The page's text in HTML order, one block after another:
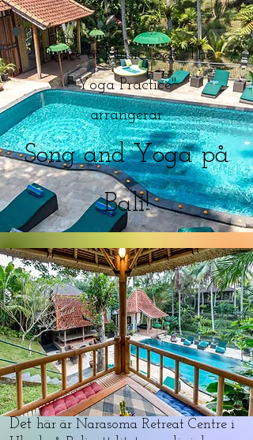
"Peace of Music" och "The
Yoga Practice"
arrangerar
Song and Yoga på
Bali!
Det här är Narasoma Retreat Centre i